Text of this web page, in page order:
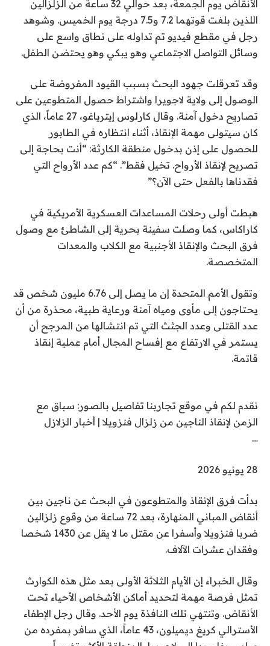
ي
و
2
0
6
الأنقاض يوم الجمعة، بعد حوالي 32 ساعة من الزلزالين
اللذين بلغت قوتهما 7.2 و7.5 درجة يوم الخميس. وشوهد
رجل في مقطع فيديو تم تداوله على نطاق واسع على
وسائل التواصل الاجتماعي وهو يبكي وهو يحتضن الطفل.
وقد تعرقلت جهود البحث بسبب القيود المفروضة على
الوصول إلى ولاية لاجويرا واشتراط حصول المتطوعين على
تصاريح دخول آمنة. وقال كارلوس إيترياغو، 27 عاماً، الذي
كان سيتولى مهمة الإنقاذ، أثناء انتظاره في الطابور
للحصول على إذن بدخول منطقة الكارثة: “أنت بحاجة إلى
تصريح لإنقاذ الأرواح. تخيل فقط”. “كم عدد الأرواح التي
فقدناها بالفعل حتى الآن؟”
هبطت أولى رحلات المساعدات العسكرية الأمريكية في
كاراكاس، كما وصلت سفينة بحرية إلى الشاطئ مع وصول
فرق البحث والإنقاذ الأجنبية مع الكلاب والمعدات
المتخصصة.
وتقول الأمم المتحدة إن ما يصل إلى 6.76 مليون شخص قد
يحتاجون إلى مأوى ومياه آمنة ورعاية طبية، محذرة من أن
عدد القتلى وعدد الجثث التي تم انتشالها من المرجح أن
يستمر في الارتفاع مع إفساح المجال أمام عملية إنقاذ
قاتمة.
نقدم لكم في موقع تجاربنا تفاصيل بالصور: سباق مع
الزمن لإنقاذ الناجين من زلزال فنزويلا | أخبار الزلازل
…
ت
ا
ل
ن
ش
ب
ت
ا
ر
28 يونيو 2026
بدأت فرق الإنقاذ والمتطوعون في البحث عن ناجين بين
أنقاض المباني المنهارة، بعد 72 ساعة من وقوع زلزالين
ضربا فنزويلا وأسفرا عن مقتل ما لا يقل عن 1430 شخصا
وفقدان عشرات الآلاف.
وقال الخبراء إن الأيام الثلاثة الأولى بعد مثل هذه الكوارث
تمثل فرصة مهمة لتحديد أماكن الأشخاص الأحياء تحت
الأنقاض. وتنتهي تلك النافذة يوم الأحد. وقال رجل الإطفاء
الأسترالي كريغ ديميلون، 43 عاماً، الذي سافر بمفرده من